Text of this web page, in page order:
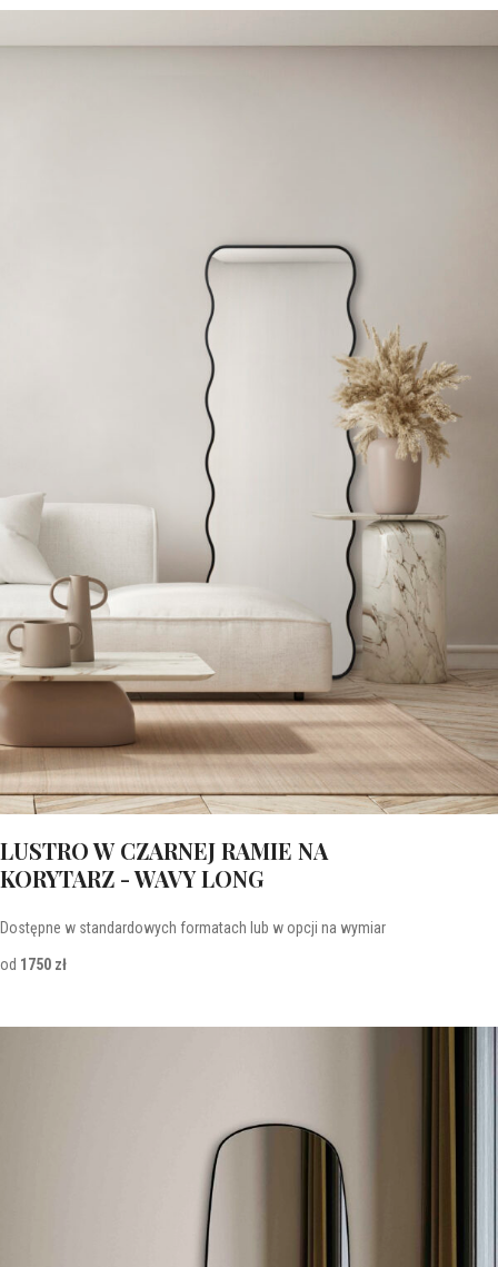
LUSTRO W CZARNEJ RAMIE NA
KORYTARZ - WAVY LONG
Dostępne w standardowych formatach lub w opcji na wymiar
od 1750 zł